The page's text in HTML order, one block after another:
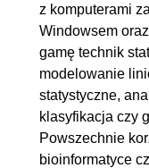
z komputerami
Windowsem
gamę technik
modelowanie
statystyczne,
klasyfikacja czy
Powszechnie
bioinformatyce